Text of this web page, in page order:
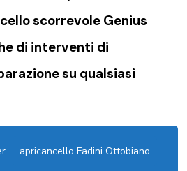
scorrevole Genius
di interventi di
su qualsiasi
apricancello Fadini Ottobiano